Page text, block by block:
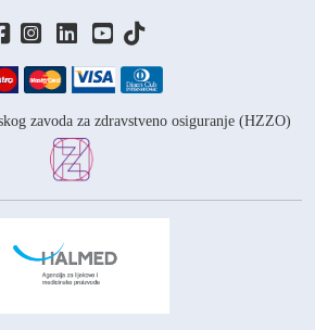
zavoda za zdravstveno osiguranje (HZZO)